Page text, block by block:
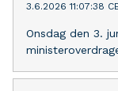
3.6.2026 11:07:38
Onsdag den 3.